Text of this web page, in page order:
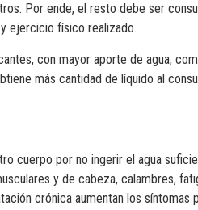
Por ende, el resto debe ser
ejercicio físico realizado.
con mayor aporte de agua,
más cantidad de líquido al
cuerpo por no ingerir el agua
y de cabeza, calambres,
crónica aumentan los síntomas